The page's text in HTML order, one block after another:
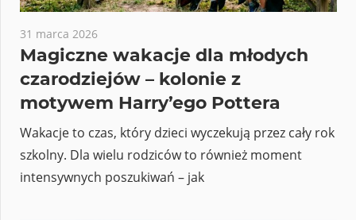
31 marca 2026
Magiczne wakacje dla młodych
czarodziejów – kolonie z
motywem Harry’ego Pottera
Wakacje to czas, który dzieci wyczekują przez cały rok
szkolny. Dla wielu rodziców to również moment
intensywnych poszukiwań – jak